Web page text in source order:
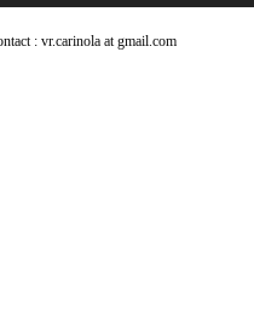
: vr.carinola at gmail.com